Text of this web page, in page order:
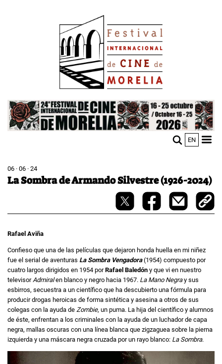
Image
EN
06 · 06 · 24
La Sombra de Armando Silvestre (1926-2024)
Rafael Aviña
Confieso que una de las películas que dejaron honda huella en mi niñez
fue el serial de aventuras La Sombra Vengadora(1954) compuesto por
cuatro largos dirigidos en 1954 porRafael Baledón y que vi en nuestro
televisorAdmiralen blanco y negro hacia 1967. La Mano Negray sus
esbirros, secuestra a un científico que ha descubierto una fórmula para
producir drogas heroicas de forma sintética y asesina a otros de sus
colegas con la ayuda de Zombie, un puma. La hija del científico y alumnos
de éste, enfrentan a los criminales con la ayuda de un luchador de capa
negra, mallas oscuras con una línea blanca que zigzaguea sobre la pierna
izquierda y una máscara negra cruzada por un rayo blanco: La Sombra.